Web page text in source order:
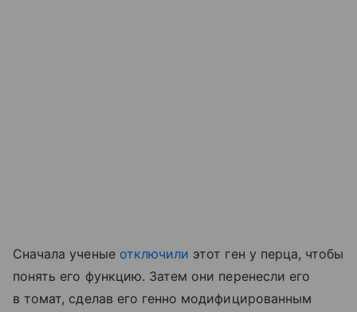
Сначала ученые отключили этот ген у перца, чтобы
понять его функцию. Затем они перенесли его
в томат, сделав его генно модифицированным